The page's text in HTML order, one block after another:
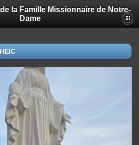
la Famille Missionnaire de Notre-
Dame